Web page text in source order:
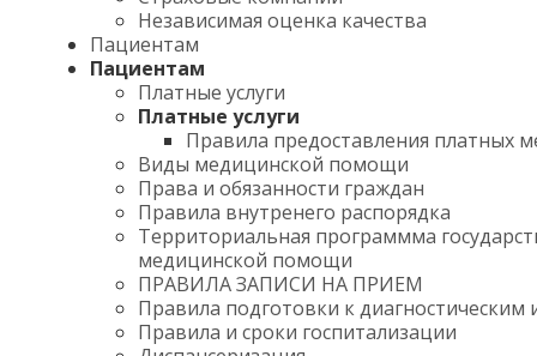
Независимая оценка качества
Пациентам
Пациентам
Платные услуги
Платные услуги
Правила предоставления платных
Виды медицинской помощи
Права и обязанности граждан
Правила внутренего распорядка
Территориальная программма
медицинской помощи
ПРАВИЛА ЗАПИСИ НА ПРИЕМ
Правила подготовки к диагностическим
Правила и сроки госпитализации